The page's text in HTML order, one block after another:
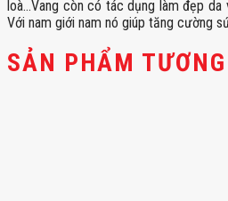
loà…Vang còn có tác dụng làm đẹp da
Với nam giới nam nó giúp tăng cường
SẢN PHẨM